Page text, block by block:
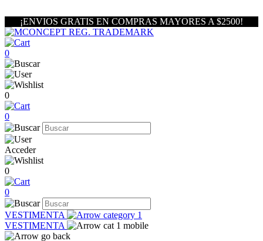
¡ENVIOS GRATIS EN COMPRAS MAYORES A $2500!
0
0
0
Acceder
0
0
VESTIMENTA
VESTIMENTA